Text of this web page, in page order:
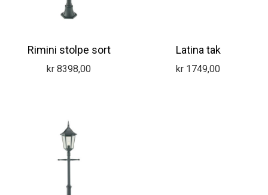
Rimini stolpe sort
kr 8398,00
Latina tak
kr 1749,00